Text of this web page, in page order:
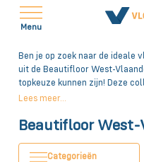
Menu
Ben je op zoek naar de ideale
uit de Beautifloor West-
topkeuze kunnen zijn! Deze
klassiek Belgisch design met
prachtig ruimtelijk effect in
waarom deze het dé keuze is
Lees meer...
Beautifloor West-
Categorieën